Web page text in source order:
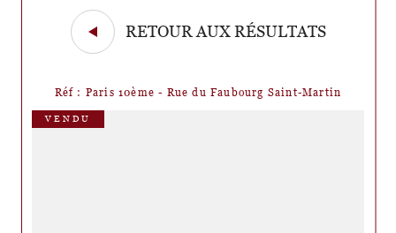
RETOUR AUX RÉSULTATS
Réf : Paris 10ème - Rue du Faubourg Saint-Martin
VENDU